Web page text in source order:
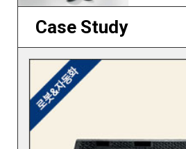
Case Study